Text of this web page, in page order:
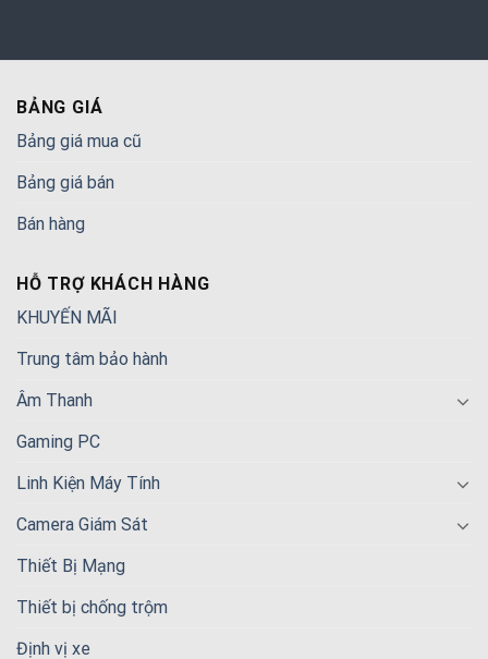
BẢNG GIÁ
Bảng giá mua cũ
Bảng giá bán
Bán hàng
HỖ TRỢ KHÁCH HÀNG
KHUYẾN MÃI
Trung tâm bảo hành
Âm Thanh
Gaming PC
Linh Kiện Máy Tính
Camera Giám Sát
Thiết Bị Mạng
Thiết bị chống trộm
Định vị xe